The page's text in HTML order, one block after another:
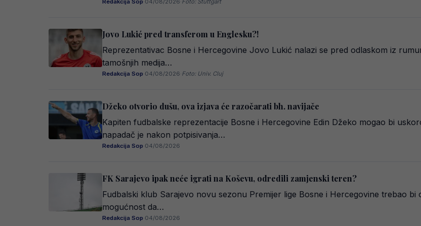
Redakcija Sop·04/08/2026·Foto: Stuttgart
Jovo Lukić pred transferom u Englesku?!
Reprezentativac Bosne i Hercegovine Jovo Lukić nalazi se pred odlaskom iz
tamošnjih medija…
Redakcija Sop·04/08/2026·Foto: Univ. Cluj
Džeko otvorio dušu, ova izjava će razočarati bh. navijače
Kapiten fudbalske reprezentacije Bosne i Hercegovine Edin Džeko mogao bi
napadač je nakon potpisivanja…
Redakcija Sop·04/08/2026
FK Sarajevo ipak neće igrati na Koševu, odredili zamjenski teren?
Fudbalski klub Sarajevo novu sezonu Premijer lige Bosne i Hercegovine trebao
mogućnost da…
Redakcija Sop·04/08/2026